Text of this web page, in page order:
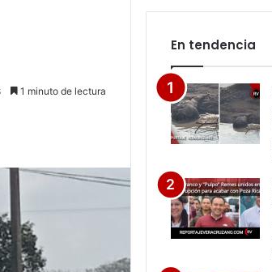
1 minuto de lectura
En tendencia